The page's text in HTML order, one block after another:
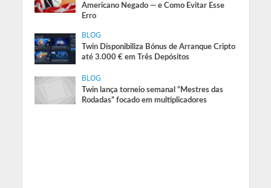
Americano Negado — e Como Evitar Esse
Erro
BLOG
Twin Disponibiliza Bónus de Arranque Cripto
até 3.000 € em Três Depósitos
BLOG
Twin lança torneio semanal “Mestres das
Rodadas” focado em multiplicadores